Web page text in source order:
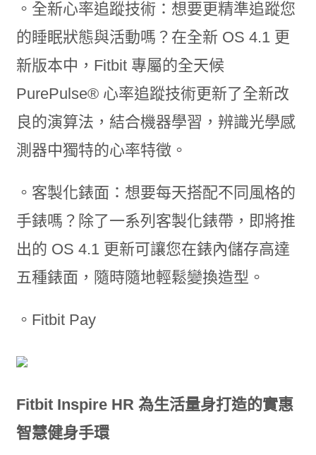
。全新心率追蹤技術：想要更精準追蹤您
的睡眠狀態與活動嗎？在全新 OS 4.1 更
新版本中，Fitbit 專屬的全天候
PurePulse® 心率追蹤技術更新了全新改
良的演算法，結合機器學習，辨識光學感
測器中獨特的心率特徵。
。客製化錶面：想要每天搭配不同風格的
手錶嗎？除了一系列客製化錶帶，即將推
出的 OS 4.1 更新可讓您在錶內儲存高達
五種錶面，隨時隨地輕鬆變換造型。
。Fitbit Pay
Fitbit Inspire HR 為生活量身打造的實惠
智慧健身手環